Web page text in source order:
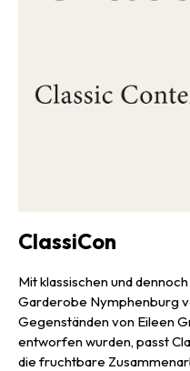
Tischplatte aus Kristallglas
Dimension verleiht. Das
multifunktionale Design
Interpretation und
ClassiCon
Mit klassischen und
Garderobe Nymphenburg
Gegenständen von Eileen
entworfen wurden, passt
die fruchtbare